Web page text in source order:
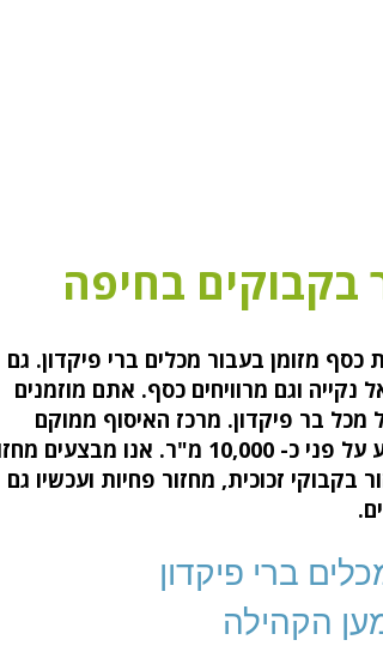
בקבוקים בחיפה
מזומן בעבור מכלים ברי פיקדון. גם
נקייה וגם מרוויחים כסף. אתם מוזמנים
מכל בר פיקדון. מרכז האיסוף ממוקם
במפרץ חיפה ומשתרע על פני כ- 10,000 מ"ר. אנו מבצעים
בקבוקי זכוכית, מחזור פחיות ועכשיו גם
ברי פיקדון
הקהילה